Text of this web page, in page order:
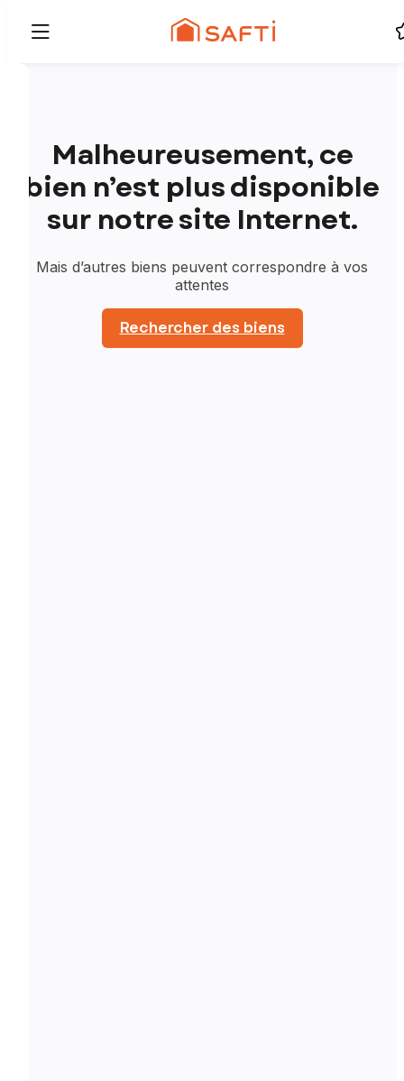
Malheureusement, ce
bien n’est plus disponible
sur notre site Internet.
Mais d’autres biens peuvent correspondre à vos
attentes
Rechercher des biens